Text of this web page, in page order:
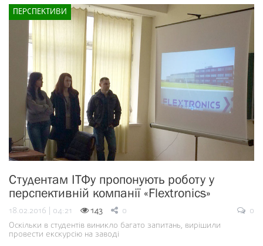
ПЕРСПЕКТИВИ
Студентам ІТФу пропонують роботу у
перспективній компанії «Flextronics»
18.02.2016 | 04:21 143 0
0
Оскільки в студентів виникло багато запитань, вирішили
провести екскурсію на заводі